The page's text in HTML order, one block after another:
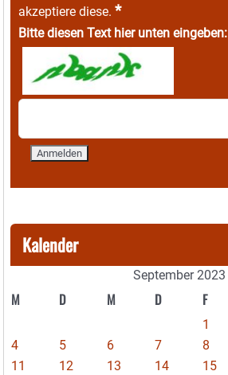
akzeptiere diese. *
Bitte diesen Text hier unten eingeben:
Kalender
September 2023
M D M D F
1
4
5 6 7 8
11
12 13 14 15